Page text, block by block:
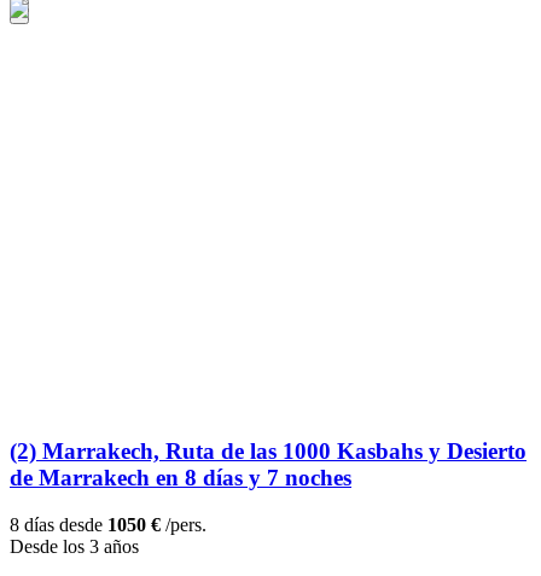
(2) Marrakech, Ruta de las 1000 Kasbahs y Desierto
de Marrakech en 8 días y 7 noches
8 días desde 1050 € /pers.
Desde los 3 años